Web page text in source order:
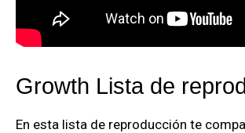
Growth Lista de
En esta lista de reproducción te